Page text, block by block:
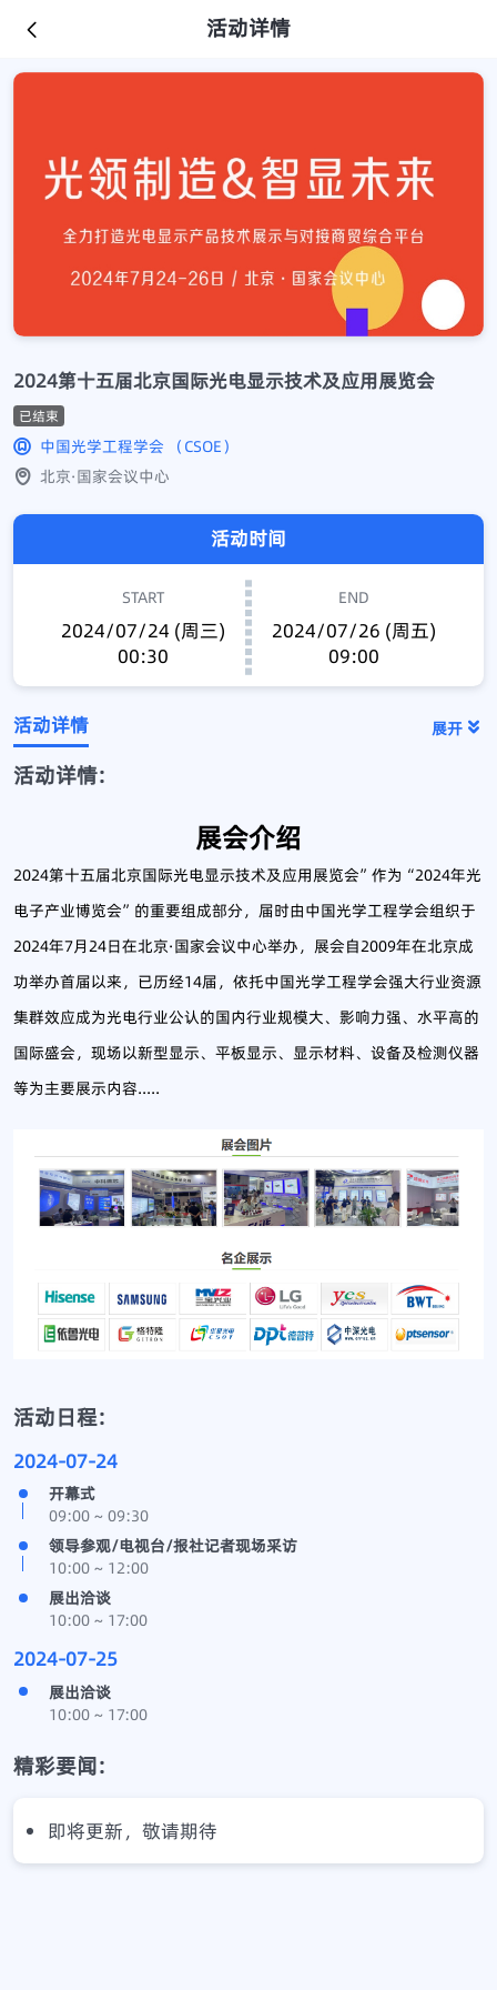
活动详情
2024第十五届北京国际光电显示技术及应用展览会
已结束
中国光学工程学会 （CSOE）
北京·国家会议中心
活动时间
START
2024/07/24 (周三)
00:30
END
2024/07/26 (周五)
09:00
活动详情 展开
活动详情:
展会介绍
2024第十五届北京国际光电显示技术及应用展览会”作为“2024年光
电子产业博览会”的重要组成部分，届时由中国光学工程学会组织于
2024年7月24日在北京·国家会议中心举办，展会自2009年在北京成
功举办首届以来，已历经14届，依托中国光学工程学会强大行业资源
集群效应成为光电行业公认的国内行业规模大、影响力强、水平高的
国际盛会，现场以新型显示、平板显示、显示材料、设备及检测仪器
等为主要展示内容.....
活动日程:
2024-07-24
开幕式
09:00 ~ 09:30
领导参观/电视台/报社记者现场采访
10:00 ~ 12:00
展出洽谈
10:00 ~ 17:00
2024-07-25
展出洽谈
10:00 ~ 17:00
精彩要闻:
即将更新，敬请期待